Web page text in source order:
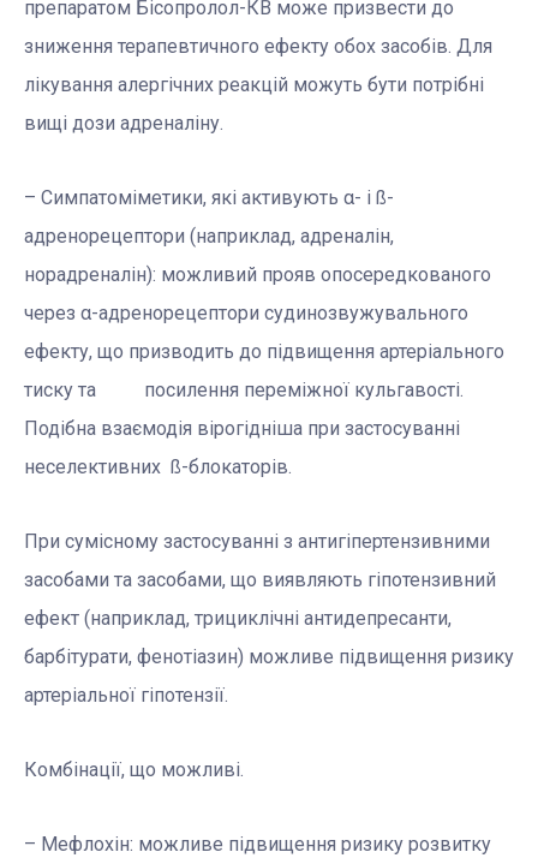
препаратом Бісопролол-КВ може призвести до
зниження терапевтичного ефекту обох засобів. Для
лікування алергічних реакцій можуть бути потрібні
вищі дози адреналіну.
– Симпатоміметики, які активують α- і ß-
адренорецептори (наприклад, адреналін,
норадреналін): можливий прояв опосередкованого
через α-адренорецептори судинозвужувального
ефекту, що призводить до підвищення артеріального
тиску та посилення переміжної кульгавості.
Подібна взаємодія вірогідніша при застосуванні
неселективних ß-блокаторів.
При сумісному застосуванні з антигіпертензивними
засобами та засобами, що виявляють гіпотензивний
ефект (наприклад, трициклічні антидепресанти,
барбітурати, фенотіазин) можливе підвищення ризику
артеріальної гіпотензії.
Комбінації, що можливі.
– Мефлохін: можливе підвищення ризику розвитку